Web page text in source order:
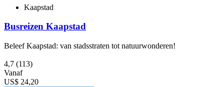
Kaapstad
Busreizen Kaapstad
Beleef Kaapstad: van stadsstraten tot natuurwonderen!
4,7 (113)
Vanaf
US$ 24,20